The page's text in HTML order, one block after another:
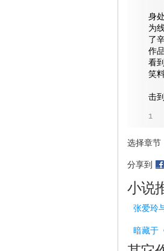
作
身
为
了
作
看
笑
小
击
1
选择章节
分享到
小说
张爱玲
暗藏于